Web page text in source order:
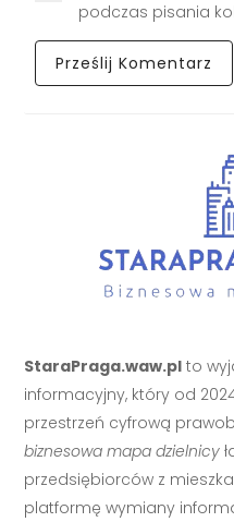
podczas pisania
StaraPraga.waw.pl to
informacyjny, który od
przestrzeń cyfrową
biznesowa mapa dzielnicy
przedsiębiorców z
platformę wymiany